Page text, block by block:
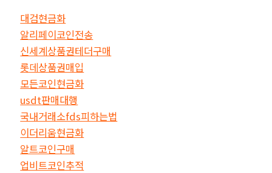
대검현금화
알리페이코인전송
신세계상품권테더구매
롯데상품권매입
모든코인현금화
usdt판매대행
국내거래소fds피하는법
이더리움현금화
알트코인구매
업비트코인추적